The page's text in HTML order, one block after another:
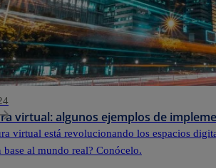
virtual: algunos ejemplos de
virtual está revolucionando los espacios
base al mundo real? Conócelo.